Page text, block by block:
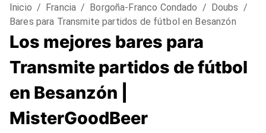
Inicio / Francia / Borgoña-Franco Condado / Doubs /
Bares para Transmite partidos de fútbol en Besanzón
Los mejores bares para
Transmite partidos de fútbol
en Besanzón |
MisterGoodBeer